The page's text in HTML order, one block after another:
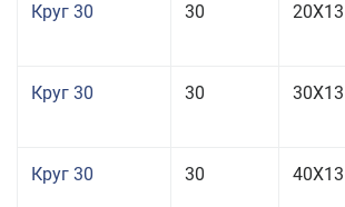
Круг 30 30 20Х13
Круг 30 30 30Х13
Круг 30 30 40Х13